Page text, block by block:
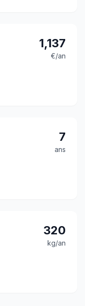
1,137
€/an
7
ans
320
kg/an